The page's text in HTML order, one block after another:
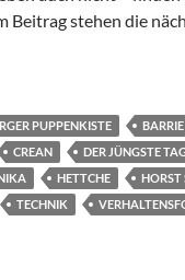
Beitrag stehen die
über
PUPPENKISTE BARRIE
CREAN DER JÜNGSTE
HETTCHE HORST
TECHNIK